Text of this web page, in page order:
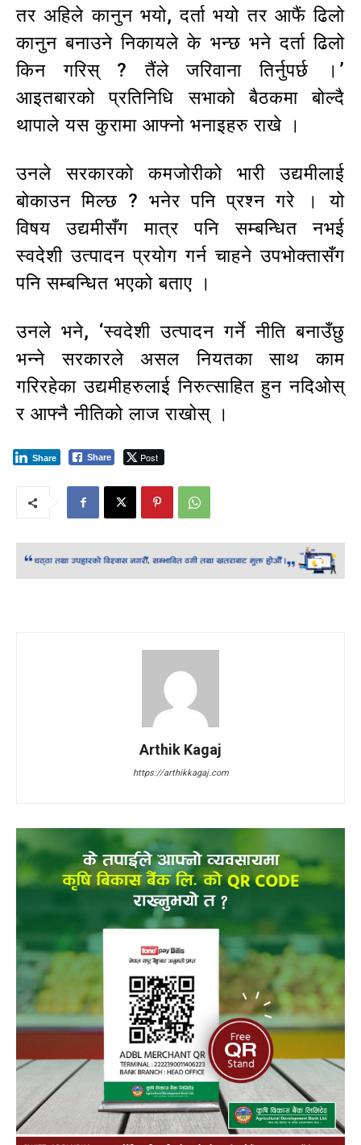
तर अहिले कानुन भयो, दर्ता भयो तर आफैं ढिलो
कानुन बनाउने निकायले के भन्छ भने दर्ता ढिलो
किन गरिस् ? तैंले जरिवाना तिर्नुपर्छ ।’
आइतबारको प्रतिनिधि सभाको बैठकमा बोल्दै
थापाले यस कुरामा आफ्नो भनाइहरु राखे ।
उनले सरकारको कमजोरीको भारी उद्यमीलाई
बोकाउन मिल्छ ? भनेर पनि प्रश्न गरे । यो
विषय उद्यमीसँग मात्र पनि सम्बन्धित नभई
स्वदेशी उत्पादन प्रयोग गर्न चाहने उपभोक्तासँग
पनि सम्बन्धित भएको बताए ।
उनले भने, ‘स्वदेशी उत्पादन गर्ने नीति बनाउँछु
भन्ने सरकारले असल नियतका साथ काम
गरिरहेका उद्यमीहरुलाई निरुत्साहित हुन नदिओस्
र आफ्नै नीतिको लाज राखोस् ।
Share Post
Share
Arthik Kagaj
https://arthikkagaj.com